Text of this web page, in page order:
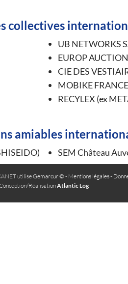
collectives
UB NETWORKS
EUROP AUCTION
CIE DES
MOBIKE FRANCE
RECYLEX (ex
amiables
SEM Château
utiliseGemarcur © - Mentions légales-
RéalisationAtlantic Log